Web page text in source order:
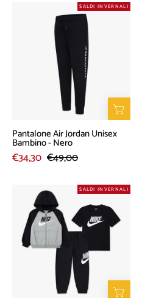
Pantalone
Jordan
Unisex
Bambino
-
Nero
SALDI INVERNALI
Pantalone Air Jordan Unisex
Bambino - Nero
€34,30 €49,00
Tuta
Nike
Unisex
-
Nero
SALDI INVERNALI